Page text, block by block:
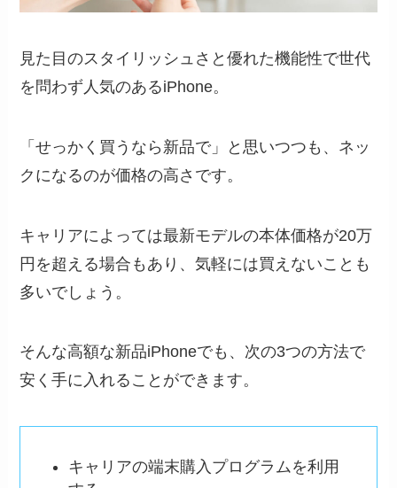
見た目のスタイリッシュさと優れた機能性で世代
を問わず人気のあるiPhone。
「せっかく買うなら新品で」と思いつつも、ネッ
クになるのが価格の高さです。
キャリアによっては最新モデルの本体価格が20万
円を超える場合もあり、気軽には買えないことも
多いでしょう。
そんな高額な新品iPhoneでも、次の3つの方法で
安く手に入れることができます。
キャリアの端末購入プログラムを利用